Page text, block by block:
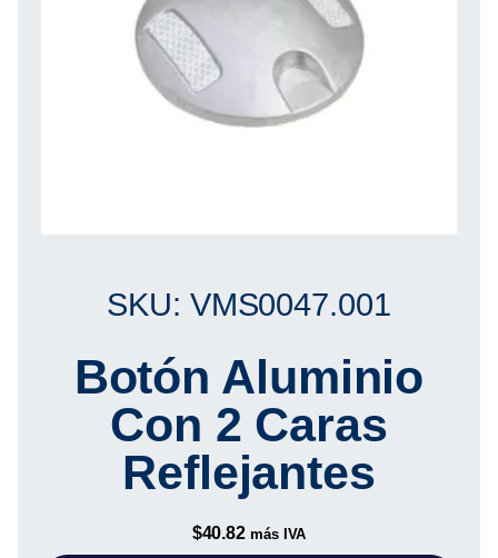
SKU: VMS0047.001
Botón Aluminio
Con 2 Caras
Reflejantes
$40.82 más IVA